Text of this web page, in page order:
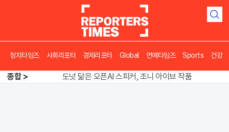
검
정치타임즈 사회리포터 경제리포터 Global 연예타임즈 Sports 건강
종합 >
도넛 닮은 오픈AI 스피커, 조니 아이브 작품